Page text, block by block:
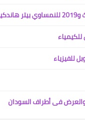
للفيزياء
والعرض فى أطراف السودان